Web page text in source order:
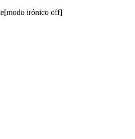
irónico off]